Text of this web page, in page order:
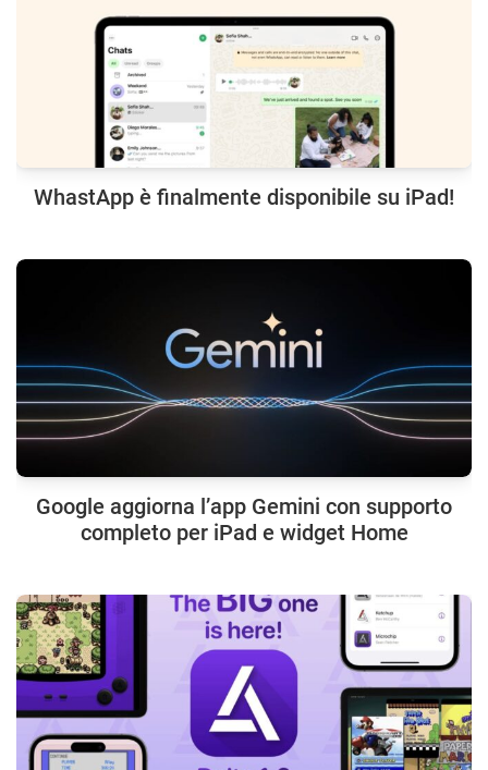
WhastApp è finalmente disponibile su iPad!
Google aggiorna l’app Gemini con supporto
completo per iPad e widget Home